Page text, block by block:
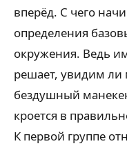
вперёд. С чего
определения
окружения. Ведь
решает, увидим ли
бездушный
кроется в
К первой группе